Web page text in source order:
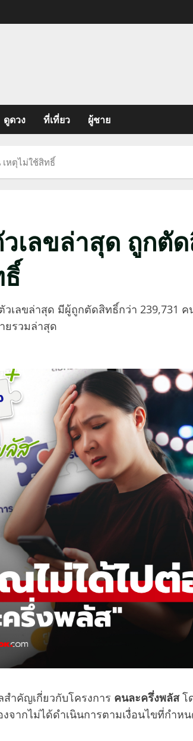
ดูดวง ที่เที่ยว ผู้ชาย
หตุไม่ใช้สิทธิ์
เลขล่าสุด ถูกตั
เลขล่าสุด มีผู้ถูกตัดสิทธิ์กว่า 239,731 ค
ยรวมล่าสุด
ำคัญเกี่ยวกับโครงการ คนละครึ่งพลัสโ
จากไม่ได้ดำเนินการตามเงื่อนไขที่กำห